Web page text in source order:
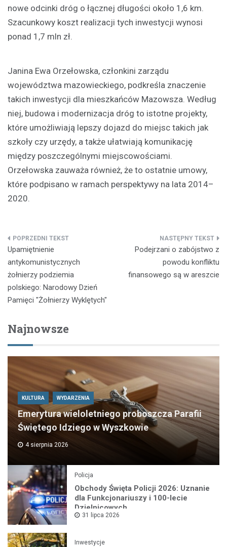
nowe odcinki dróg o łącznej długości około 1,6 km.
Szacunkowy koszt realizacji tych inwestycji wynosi
ponad 1,7 mln zł.
Janina Ewa Orzełowska, członkini zarządu
województwa mazowieckiego, podkreśla znaczenie
takich inwestycji dla mieszkańców Mazowsza. Według
niej, budowa i modernizacja dróg to istotne projekty,
które umożliwiają lepszy dojazd do miejsc takich jak
szkoły czy urzędy, a także ułatwiają komunikację
między poszczególnymi miejscowościami.
Orzełowska zauważa również, że to ostatnie umowy,
które podpisano w ramach perspektywy na lata 2014–
2020.
Nawigacja
wpisu
Upamiętnienie
antykomunistycznych
żołnierzy podziemia
polskiego: Narodowy Dzień
Pamięci "Żołnierzy Wyklętych"
Podejrzani o zabójstwo z
powodu konfliktu
finansowego są w areszcie
Najnowsze
KULTURA WYDARZENIA
Emerytura wieloletniego proboszcza Parafii
Świętego Idziego w Wyszkowie
4 sierpnia 2026
Policja
Obchody Święta Policji 2026: Uznanie
dla Funkcjonariuszy i 100-lecie
Dzielnicowych
31 lipca 2026
Inwestycje